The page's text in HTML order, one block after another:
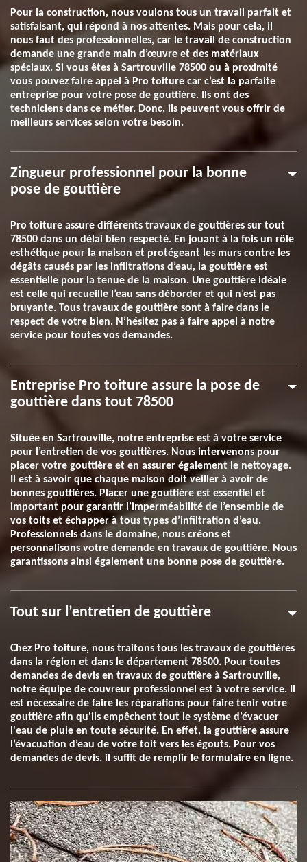
Pour la construction, nous voulons tous un travail parfait et
satisfaisant, qui répond à nos attentes. Mais pour cela, il
nous faut des professionnelles, car le travail de construction
demande une grande main d’œuvre et des matériaux
spéciaux. Si vous êtes à Sartrouville 78500 ou à proximité
vous pouvez faire appel à Pro toiture car c’est la parfaite
entreprise pour votre pose de gouttière. Ils ont des
techniciens dans ce métier. Donc, ils peuvent vous offrir de
meilleurs services selon votre besoin.
Zingueur professionnel pour la bonne
pose de gouttière
Pro toiture assure différents travaux de gouttières sur tout
78500 dans un délai bien respecté. En jouant à la fois un rôle
esthétique pour la maison et protégeant les murs contre les
dégâts causés par les infiltrations d’eau, la gouttière est
essentielle pour la tenue de la maison. Une gouttière idéale
est celle qui recueille l’eau sans déborder et qui n’est pas
bruyante. Tous travaux de gouttière sont à faire dans le
respect de votre bien. N’hésitez pas à faire appel à notre
service pour toutes vos demandes.
Entreprise Pro toiture assure la pose de
gouttière dans tout 78500
Située en Sartrouville, notre entreprise est à votre service
pour l’entretien de vos gouttières. Nous intervenons pour
placer votre gouttière et en assurer également le nettoyage.
Il est à savoir que chaque maison doit veiller à avoir de
bonnes gouttières. Placer une gouttière est essentiel et
important pour garantir l’imperméabilité de l’ensemble de
vos toits et échapper à tous types d’infiltration d’eau.
Professionnels dans le domaine, nous créons et
personnalisons votre demande en travaux de gouttière. Nous
garantissons ainsi également une bonne pose de gouttière.
Tout sur l’entretien de gouttière
Chez Pro toiture, nous traitons tous les travaux de gouttières
dans la région et dans le département 78500. Pour toutes
demandes de devis en travaux de gouttière à Sartrouville,
notre équipe de couvreur professionnel est à votre service. Il
est nécessaire de faire les réparations pour faire tenir votre
gouttière afin qu'ils empêchent tout le système d’évacuer
l'eau de pluie en toute sécurité. En effet, la gouttière assure
l’évacuation d’eau de votre toit vers les égouts. Pour vos
demandes de devis, il suffit de remplir le formulaire en ligne.